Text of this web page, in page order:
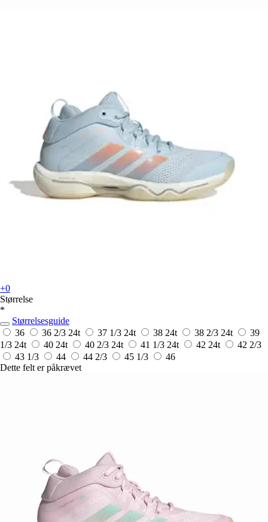
+0
Størrelse
*
Størrelsesguide
36
36 2/3 24t 37 1/3 24t 38 24t 38 2/3 24t
39
1/3 24t 40 24t 40 2/3 24t 41 1/3 24t 42 24t
42 2/3
43 1/3
44 44 2/3 45 1/3
46
Dette felt er påkrævet